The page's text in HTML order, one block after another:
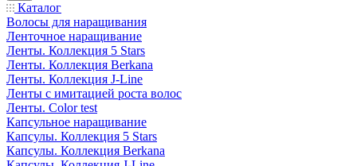
Каталог
Волосы для наращивания
Ленточное наращивание
Ленты. Коллекция 5 Stars
Ленты. Коллекция Berkana
Ленты. Коллекция J-Line
Ленты с имитацией роста волос
Ленты. Color test
Капсульное наращивание
Капсулы. Коллекция 5 Stars
Капсулы. Коллекция Berkana